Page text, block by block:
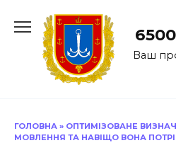
до
Ваш
ГОЛОВНА » ОПТИМІЗОВАНЕ
МОВЛЕННЯ ТА НАВІЩО ВОНА